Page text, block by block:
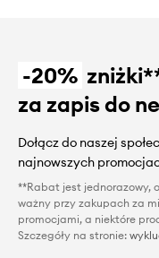
-20%
za zapis do
Dołącz do naszej
najnowszych
**Rabat jest jednorazowy,
ważny przy zakupach za
promocjami, a niektóre
Szczegóły na stronie: